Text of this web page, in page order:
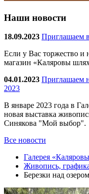
Наши новости
18.09.2023 Приглашаем
Если у Вас торжество и
магазин «Каляровы
04.01.2023 Приглашаем
2023
В январе 2023 года в
новая выставка
Синякова "Мой выбор".
Все новости
Галерея
Живопись,
Березки над озером